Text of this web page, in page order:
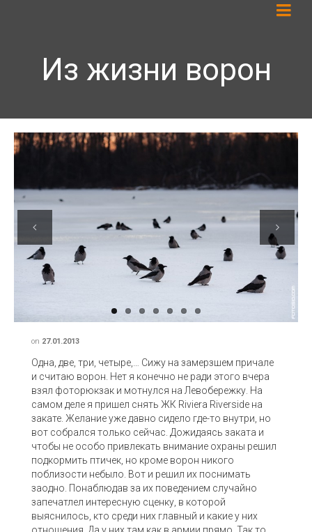
Из жизни ворон
Previous Next
on 27.01.2013
Одна, две, три, четыре,… Сижу на замерзшем причале
и считаю ворон. Нет я конечно не ради этого вчера
взял фоторюкзак и мотнулся на Левобережку. На
самом деле я пришел снять ЖК Riviera Riverside на
закате. Желание уже давно сидело где-то внутри, но
вот собрался только сейчас. Дожидаясь заката и
чтобы не особо привлекать внимание охраны решил
подкормить птичек, но кроме ворон никого
поблизости небыло. Вот и решил их поснимать
заодно. Понаблюдав за их поведением случайно
запечатлел интересную сценку, в которой
выяснилось, кто среди них главный и какие у них
отношения. Да у них там как в армии прямо. Так то